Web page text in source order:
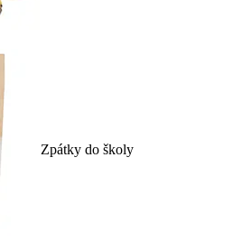
Zpátky do školy